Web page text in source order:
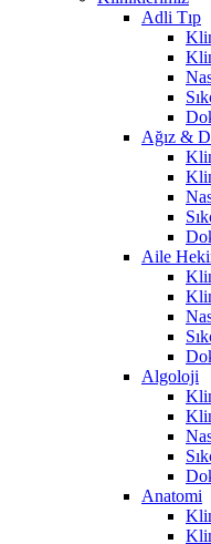
Adli Tıp
Ağız &
Aile
Algoloji
Anatomi